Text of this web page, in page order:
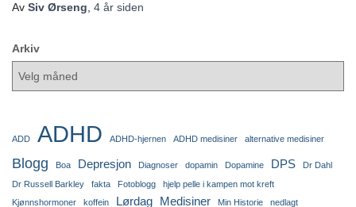
Av Siv Ørseng 4 år siden
Arkiv
ADD ADHD ADHD-hjernen ADHD medisiner alternative medisiner
Blogg Boa Depresjon Diagnoser dopamin Dopamine DPS
Dr Dahl
Dr Russell Barkley
fakta Fotoblogg
hjelp pelle i kampen mot kreft
Kjønnshormoner
koffein Lørdag Medisiner Min Historie
nedlagt